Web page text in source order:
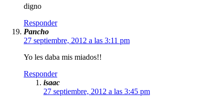
digno
Responder
Pancho
27 septiembre, 2012 a las 3:11 pm
Yo les daba mis miados!!
Responder
isaac
27 septiembre, 2012 a las 3:45 pm